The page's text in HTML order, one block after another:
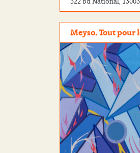
Meyso, Tout pour